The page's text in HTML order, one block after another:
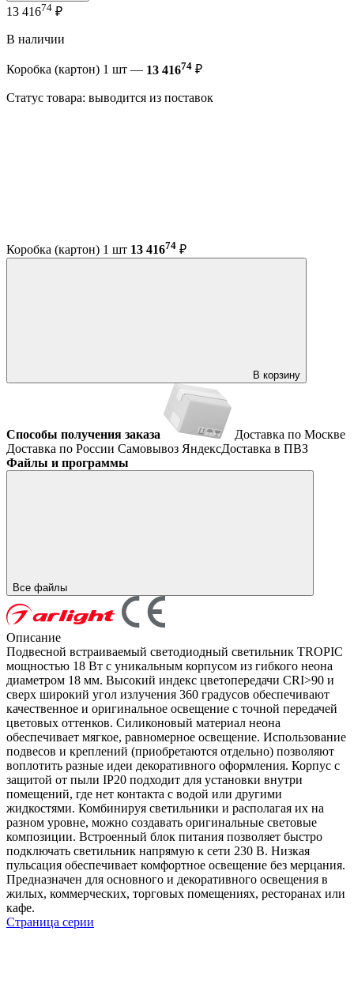
13 41674 ₽
В наличии
Коробка (картон) 1 шт — 13 41674 ₽
Статус товара: выводится из поставок
Коробка (картон) 1 шт 13 41674 ₽
В корзину
Способы получения заказа
Доставка по Москве
Доставка по России Самовывоз ЯндексДоставка в ПВЗ
Файлы и программы
Все файлы
Описание
Подвесной встраиваемый светодиодный светильник TROPIC
мощностью 18 Вт с уникальным корпусом из гибкого неона
диаметром 18 мм. Высокий индекс цветопередачи CRI>90 и
сверх широкий угол излучения 360 градусов обеспечивают
качественное и оригинальное освещение с точной передачей
цветовых оттенков. Силиконовый материал неона
обеспечивает мягкое, равномерное освещение. Использование
подвесов и креплений (приобретаются отдельно) позволяют
воплотить разные идеи декоративного оформления. Корпус с
защитой от пыли IP20 подходит для установки внутри
помещений, где нет контакта с водой или другими
жидкостями. Комбинируя светильники и располагая их на
разном уровне, можно создавать оригинальные световые
композиции. Встроенный блок питания позволяет быстро
подключать светильник напрямую к сети 230 В. Низкая
пульсация обеспечивает комфортное освещение без мерцания.
Предназначен для основного и декоративного освещения в
жилых, коммерческих, торговых помещениях, ресторанах или
кафе.
Страница серии